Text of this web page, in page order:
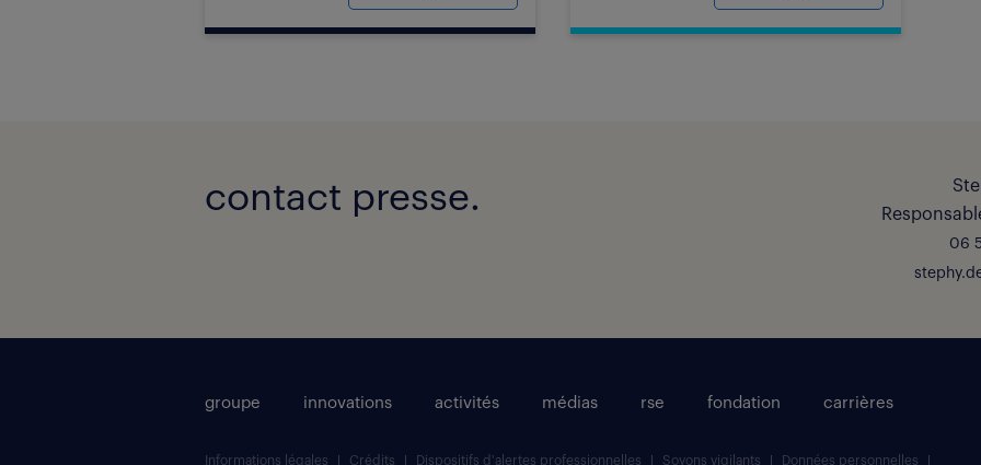
contact presse.
06
groupe innovations activités médias rse fondation carrières
Informations légales Crédits Dispositifs d'alertes professionnelles Soyons vigilants Données personnelles